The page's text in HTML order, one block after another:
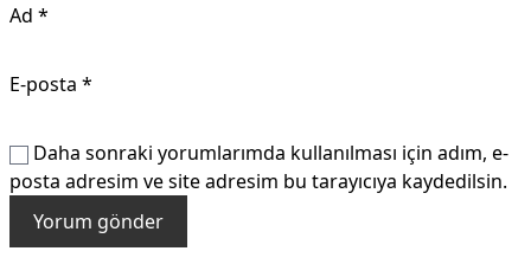
Ad *
E-posta *
Daha sonraki yorumlarımda kullanılması için adım, e-
posta adresim ve site adresim bu tarayıcıya kaydedilsin.